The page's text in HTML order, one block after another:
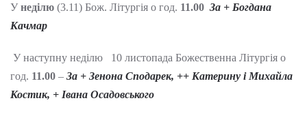
У неділю (3.11) Бож. Літургія о год. 11.00 За + Богдана
Качмар
У наступну неділю 10 листопада Божественна Літургія о
год. 11.00 – За + Зенона Сподарек, ++ Катерину і Михайла
Костик, + Івана Осадовського